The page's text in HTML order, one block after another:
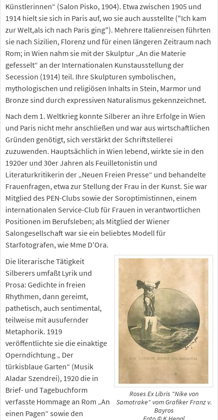
Künstlerinnen“ (Salon Pisko, 1904). Etwa zwischen 1905 und
1914 hielt sie sich in Paris auf, wo sie auch ausstellte ("Ich kam
zur Welt,als ich nach Paris ging"). Mehrere Italienreisen führten
sie nach Sizilien, Florenz und für einen längeren Zeitraum nach
Rom; in Wien nahm sie mit der Skulptur „An die Materie
gefesselt“ an der Internationalen Kunstausstellung der
Secession (1914) teil. Ihre Skulpturen symbolischen,
mythologischen und religiösen Inhalts in Stein, Marmor und
Bronze sind durch expressiven Naturalismus gekennzeichnet.
Nach dem 1. Weltkrieg konnte Silberer an ihre Erfolge in Wien
und Paris nicht mehr anschließen und war aus wirtschaftlichen
Gründen genötigt, sich verstärkt der Schriftstellerei
zuzuwenden. Hauptsächlich in Wien lebend, wirkte sie in den
1920er und 30er Jahren als Feuilletonistin und
Literaturkritikerin der „Neuen Freien Presse“ und behandelte
Frauenfragen, etwa zur Stellung der Frau in der Kunst. Sie war
Mitglied des PEN-Clubs sowie der Soroptimistinnen, einem
internationalen Service-Club für Frauen in verantwortlichen
Positionen im Berufsleben; als Mitglied der Wiener
Salongesellschaft war sie ein beliebtes Modell für
Starfotografen, wie Mme D'Ora.
Roses Ex Libris "Nike von
Samotrake" vom Grafiker Franz v.
Bayros
Die literarische Tätigkeit
Silberers umfaßt Lyrik und
Prosa: Gedichte in freien
Rhythmen, dann gereimt,
pathetisch, auch sentimental,
teilweise mit ausufernder
Metaphorik. 1919
veröffentlichte sie die einaktige
Operndichtung „ Der
türkisblaue Garten“ (Musik
Aladar Szendrei), 1920 die in
Brief- und Tagebuchform
verfasste Hommage an Rom „An
einen Pagen“ sowie den